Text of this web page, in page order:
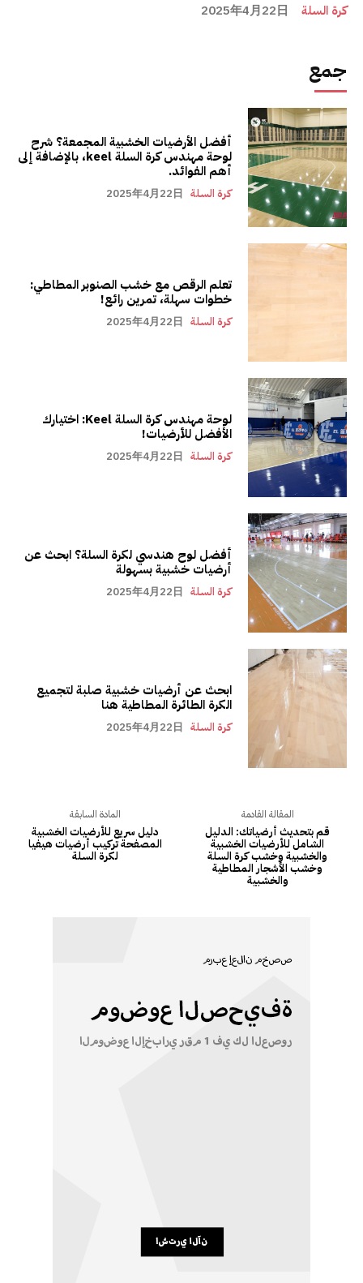
كرة السلة 2025年4月22日
جمع
أفضل الأرضيات الخشبية المجمعة؟ شرح
لوحة مهندس كرة السلة keel، بالإضافة إلى
أهم الفوائد.
كرة السلة 2025年4月22日
تعلم الرقص مع خشب الصنوبر المطاطي:
خطوات سهلة، تمرين رائع!
كرة السلة 2025年4月22日
لوحة مهندس كرة السلة Keel: اختيارك
الأفضل للأرضيات!
كرة السلة 2025年4月22日
أفضل لوح هندسي لكرة السلة؟ ابحث عن
أرضيات خشبية بسهولة
كرة السلة 2025年4月22日
ابحث عن أرضيات خشبية صلبة لتجميع
الكرة الطائرة المطاطية هنا
كرة السلة 2025年4月22日
المادة السابقة
دليل سريع للأرضيات الخشبية
المصفحة تركيب أرضيات هيفيا
لكرة السلة
المقالة القادمة
قم بتحديث أرضياتك: الدليل
الشامل للأرضيات الخشبية
والخشبية وخشب كرة السلة
وخشب الأشجار المطاطية
والخشبية